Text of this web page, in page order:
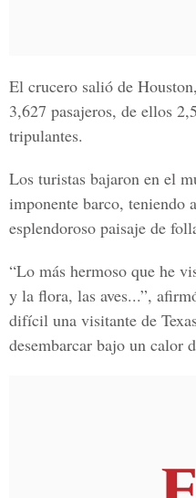
El crucero salió de
3,627 pasajeros, de ellos
tripulantes.
Los turistas bajaron en el
imponente barco, teniendo
esplendoroso paisaje de
“Lo más hermoso que he
y la flora, las aves...”,
difícil una visitante de
desembarcar bajo un calor